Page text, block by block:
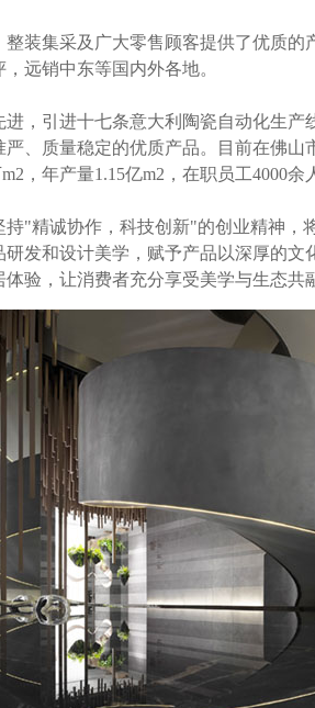
装集采及广大零售顾客提供了优质的
远销中东等国内外各地。
进，引进十七条意大利陶瓷自动化生
、质量稳定的优质产品。目前在佛
，年产量1.15亿m2，在职员工4000余
持"精诚协作，科技创新"的创业精神，
发和设计美学，赋予产品以深厚的文
验，让消费者充分享受美学与生态共